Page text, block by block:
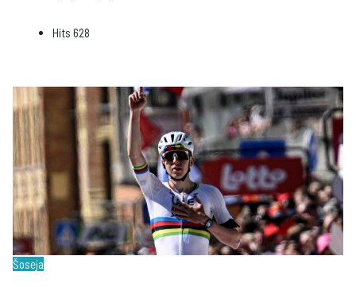
Hits 628
Šoseja